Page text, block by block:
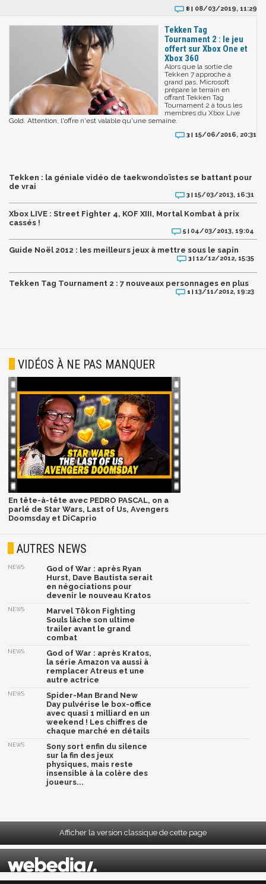
8 | 08/03/2019, 11:29
Tekken Tag
Tournament 2 : le jeu
offert sur Xbox One et
Xbox 360
Alors que la sortie de
Tekken 7 approche à
grand pas, Microsoft
prépare le terrain en
offrant Tekken Tag
Tournament 2 à tous les
membres du Xbox Live
Gold. Attention, l'offre n'est valable qu'une semaine.
3 | 15/06/2016, 20:31
Tekken : la géniale vidéo de taekwondoïstes se battant pour
de vrai
3 |15/03/2013, 16:31
Xbox LIVE : Street Fighter 4, KOF XIII, Mortal Kombat à prix
cassés !
5 | 04/03/2013, 19:04
Guide Noël 2012 : les meilleurs jeux à mettre sous le sapin
3 |12/12/2012, 15:35
Tekken Tag Tournament 2 : 7 nouveaux personnages en plus
1 |13/11/2012, 19:23
VIDÉOS À NE PAS MANQUER
En tête-à-tête avec PEDRO PASCAL, on a
parlé de Star Wars, Last of Us, Avengers
Doomsday et DiCaprio
AUTRES NEWS
NEWS
God of War : après Ryan
Hurst, Dave Bautista serait
en négociations pour
devenir le nouveau Kratos
NEWS
Marvel Tōkon Fighting
Souls lâche son ultime
trailer avant le grand
combat
NEWS
God of War : après Kratos,
la série Amazon va aussi à
remplacer Atreus et une
autre actrice
NEWS
Spider-Man Brand New
Day pulvérise le box-office
avec quasi 1 milliard en un
weekend ! Les chiffres de
chaque marché en détails
NEWS
Sony sort enfin du silence
sur la fin des jeux
physiques, mais reste
insensible à la colère des
joueurs...
Afficher la version classique de cette page